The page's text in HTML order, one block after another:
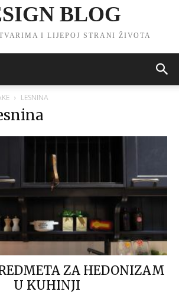
BLOG
I LIJEPOJ STRANI ŽIVOTA
LESNINA
ZA HEDONIZAM
U KUHINJI